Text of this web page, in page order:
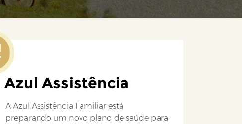
Azul Assistência
A Azul Assistência Familiar está
preparando um novo plano de saúde para